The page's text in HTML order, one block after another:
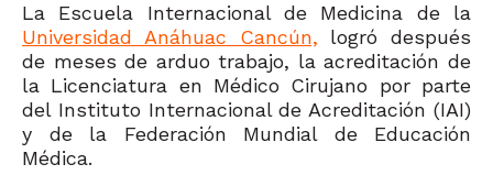
La Escuela Internacional de Medicina de la
Universidad Anáhuac Cancún, logró después
de meses de arduo trabajo, la acreditación de
la Licenciatura en Médico Cirujano por parte
del Instituto Internacional de Acreditación (IAI)
y de la Federación Mundial de Educación
Médica.